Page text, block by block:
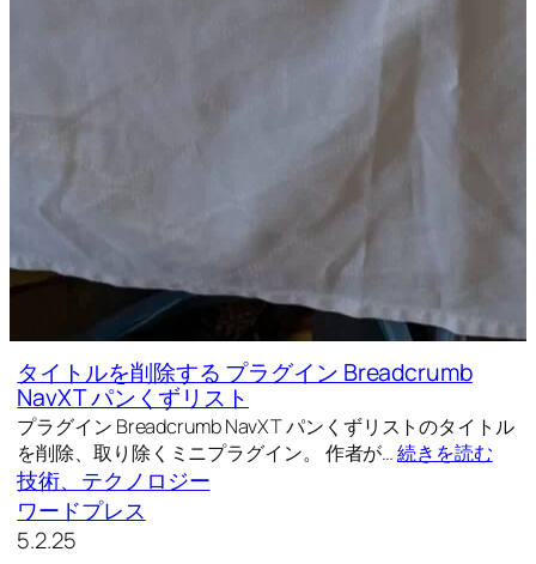
タイトルを削除する プラグイン Breadcrumb
NavXT パンくずリスト
プラグイン Breadcrumb NavXT パンくずリストのタイトル
を削除、取り除くミニプラグイン。 作者が…続きを読む
技術、テクノロジー
ワードプレス
5.2.25